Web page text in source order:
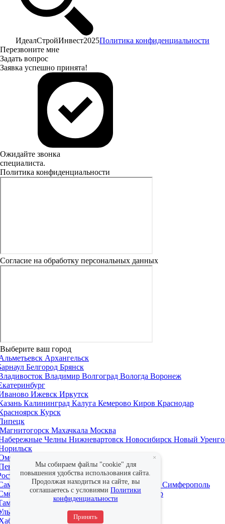
ИдеалСтройИнвест2025Политика конфиденциальности
Перезвоните мне
Задать вопрос
Заявка успешно принята!
Ожидайте звонка
специалиста.
Политика конфиденциальности
Согласие на обработку персональных данных
Выберите ваш город
Архангельск
Белгород Брянск
Владимир Волгоград Вологда Воронеж
Ижевск Иркутск
Калининград Калуга Кемерово Киров Краснодар
Курск
Магнитогорск Махачкала Москва
Челны Нижневартовск Новосибирск Новый
Пермь
на-ДонуРязань
Санкт-ПетербургСаратовСевастополь Симферополь
СочиСтавропольСургутСыктывкар
ТольяттиТомскТула
×
Мы собираем файлы "cookie" для
повышения удобства использования сайта.
Продолжая находиться на сайте, вы
соглашаетесь с условиями Политики
конфиденциальности
Принять